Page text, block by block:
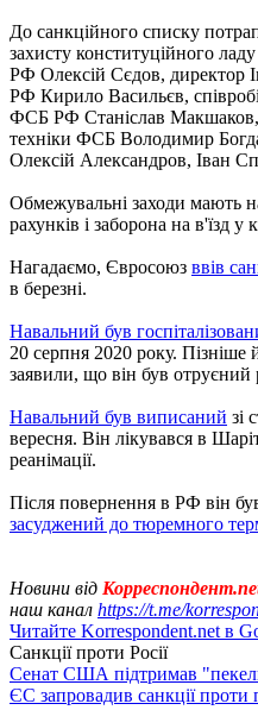
До санкційного списку
захисту конституційного
РФ Олексій Сєдов, директор
РФ Кирило Васильєв,
ФСБ РФ Станіслав Макшаков,
техніки ФСБ Володимир
Олексій Александров, Іван
Обмежувальні заходи мають
рахунків і заборона на в'їзд у
Нагадаємо, Євросоюз ввів
в березні.
Навальний був
20 серпня 2020 року. Пізніше
заявили, що він був
Навальний був виписаний зі
вересня. Він лікувався в
реанімації.
Після повернення в РФ він
засуджений до тюремного
Новини від
наш канал https://t.me/
Читайте Korrespondent.net в
Санкції проти Росії
Сенат США підтримав
ЄС запровадив санкції